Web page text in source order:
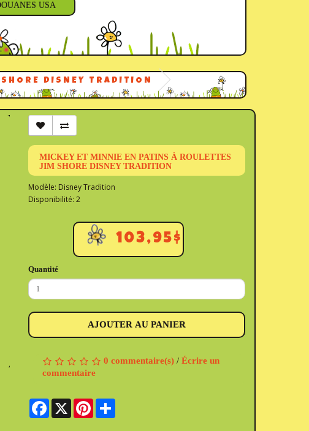
USA
DISNEY TRADITION
MICKEY ET MINNIE EN PATINS À ROULETTES
JIM SHORE DISNEY TRADITION
Modèle: Disney Tradition
Disponibilité: 2
103,95$
Quantité
AJOUTER AU PANIER
0 commentaire(s) /Écrire un
commentaire
Facebook
X Pinterest